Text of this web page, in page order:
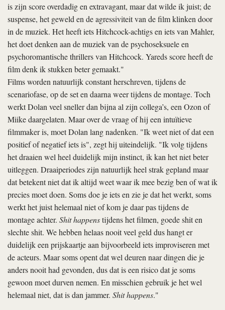
is zijn score overdadig en extravagant, maar dat wilde ik juist; de
suspense, het geweld en de agressiviteit van de film klinken door
in de muziek. Het heeft iets Hitchcock-achtigs en iets van Mahler,
het doet denken aan de muziek van de psychoseksuele en
psychoromantische thrillers van Hitchcock. Yareds score heeft de
film denk ik stukken beter gemaakt."
Films worden natuurlijk constant herschreven, tijdens de
scenariofase, op de set en daarna weer tijdens de montage. Toch
werkt Dolan veel sneller dan bijna al zijn collega’s, een Ozon of
Miike daargelaten. Maar over de vraag of hij een intuïtieve
filmmaker is, moet Dolan lang nadenken. "Ik weet niet of dat een
positief of negatief iets is", zegt hij uiteindelijk. "Ik volg tijdens
het draaien wel heel duidelijk mijn instinct, ik kan het niet beter
uitleggen. Draaiperiodes zijn natuurlijk heel strak gepland maar
dat betekent niet dat ik altijd weet waar ik mee bezig ben of wat ik
precies moet doen. Soms doe je iets en zie je dat het werkt, soms
werkt het juist helemaal niet of kom je daar pas tijdens de
montage achter. Shit happenstijdens het filmen, goede shit en
slechte shit. We hebben helaas nooit veel geld dus hangt er
duidelijk een prijskaartje aan bijvoorbeeld iets improviseren met
de acteurs. Maar soms opent dat wel deuren naar dingen die je
anders nooit had gevonden, dus dat is een risico dat je soms
gewoon moet durven nemen. En misschien gebruik je het wel
helemaal niet, dat is dan jammer. Shit happens."